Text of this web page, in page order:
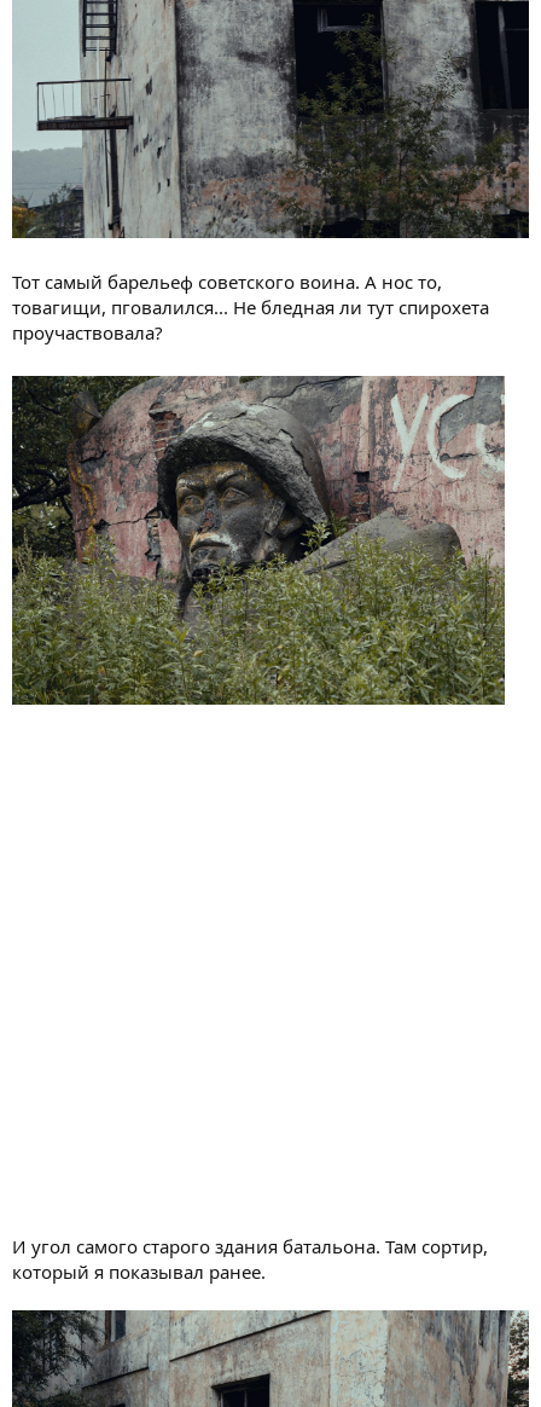
Тот самый барельеф советского воина. А нос то,
товагищи, пговалился... Не бледная ли тут спирохета
проучаствовала?
И угол самого старого здания батальона. Там сортир,
который я показывал ранее.